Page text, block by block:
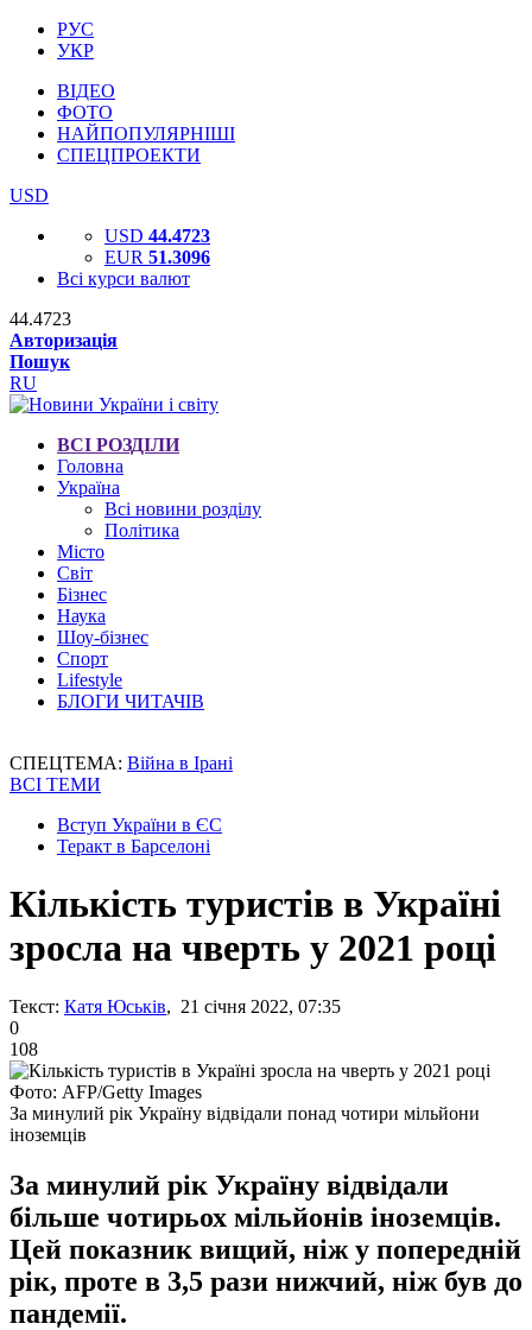
РУС
УКР
ВІДЕО
ФОТО
НАЙПОПУЛЯРНІШІ
СПЕЦПРОЕКТИ
USD
USD 44.4723
EUR 51.3096
Всі курси валют
44.4723
Авторизація
Пошук
RU
ВСІ РОЗДІЛИ
Головна
Україна
Всі новини розділу
Політика
Місто
Світ
Бізнес
Наука
Шоу-бізнес
Спорт
Lifestyle
БЛОГИ ЧИТАЧІВ
СПЕЦТЕМА: Війна в Ірані
ВСІ ТЕМИ
Вступ України в ЄС
Теракт в Барселоні
Кількість туристів в Україні
зросла на чверть у 2021 році
Текст: Катя Юськів, 21 січня 2022, 07:35
0
108
Фото: AFP/Getty Images
За минулий рік Україну відвідали понад чотири мільйони
іноземців
За минулий рік Україну відвідали
більше чотирьох мільйонів іноземців.
Цей показник вищий, ніж у попередній
рік, проте в 3,5 рази нижчий, ніж був до
пандемії.